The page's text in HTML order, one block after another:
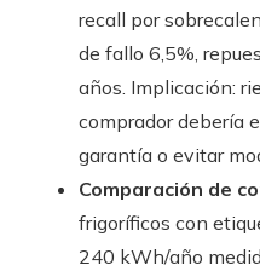
recall por
de fallo 6,5%,
años. Implicación:
comprador debería
garantía o evitar
Comparación de
frigoríficos con
240 kWh/año